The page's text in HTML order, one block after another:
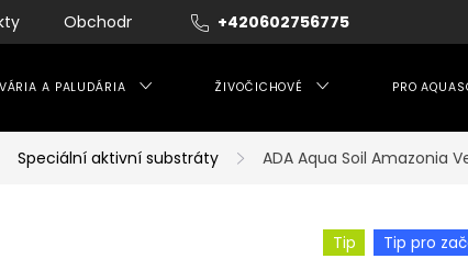
+420602756775
Obchodní podmínky Moje objednávka
A PALUDÁRIA ŽIVOČICHOVÉ PRO
Speciální aktivní substráty ADA Aqua Soil Amazonia
Tip Tip pro